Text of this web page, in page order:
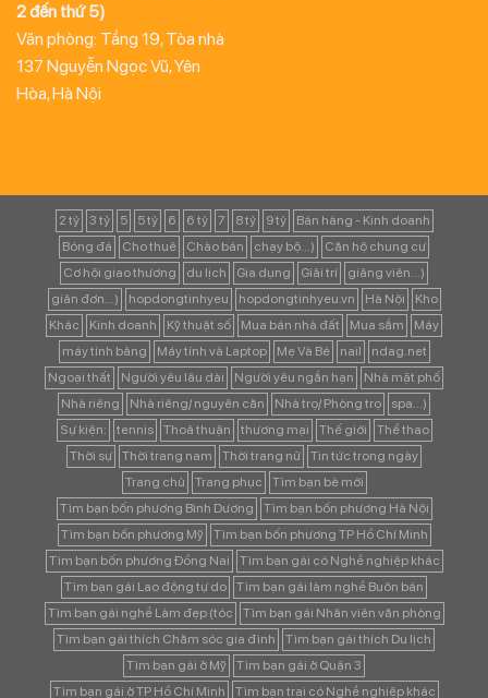
2 đến thứ 5)
Văn phòng: Tầng 19, Tòa nhà
137 Nguyễn Ngọc Vũ, Yên
Hòa, Hà Nội
2 tỷ 3 tỷ 5 5 tỷ 6 6 tỷ 7 8 tỷ 9 tỷ
Bán hàng - Kinh doanh
Bóng đá
Cho thuê Chào bán chạy bộ...)
Căn hộ chung cư
Cơ hội giao thương
du lịch Gia dụng Giải trí
giảng viên...)
giản đơn...)
hopdongtinhyeu hopdongtinhyeu.vn Hà Nội
Kho
Khác
Kinh doanh Kỹ thuật số Mua bán nhà đất Mua sắm
Máy
máy tính bảng
Máy tính và Laptop Mẹ Và Bé nail
ndag.net
Ngoại thất
Người yêu lâu dài Người yêu ngắn hạn
Nhà mặt phố
Nhà riêng
Nhà riêng/ nguyên căn Nhà trọ/ Phòng trọ
spa...)
Sự kiện:
tennis Thoả thuận thương mại Thế giới
Thể thao
Thời sự
Thời trang nam Thời trang nữ
Tin tức trong ngày
Trang chủ
Trang phục
Tìm bạn bè mới
Tìm bạn bốn phương Bình Dương
Tìm bạn bốn phương Hà Nội
Tìm bạn bốn phương Mỹ
Tìm bạn bốn phương TP Hồ Chí Minh
Tìm bạn bốn phương Đồng Nai
Tìm bạn gái có Nghề nghiệp khác
Tìm bạn gái Lao động tự do
Tìm bạn gái làm nghề Buôn bán
Tìm bạn gái nghề Làm đẹp (tóc
Tìm bạn gái Nhân viên văn phòng
Tìm bạn gái thích Chăm sóc gia đình
Tìm bạn gái thích Du lịch
Tìm bạn gái ở Mỹ
Tìm bạn gái ở Quận 3
Tìm bạn gái ở TP Hồ Chí Minh
Tìm bạn trai có Nghề nghiệp khác